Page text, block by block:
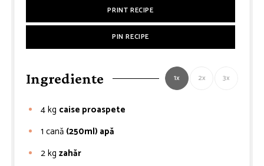
PRINT RECIPE
PIN RECIPE
Ingrediente 1x 2x 3x
4kg caise proaspete
1 cană (250ml) apă
2kg zahăr